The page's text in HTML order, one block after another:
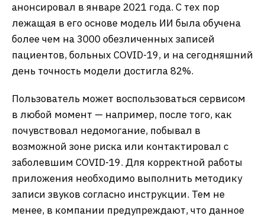
анонсировал в январе 2021 года. С тех пор
лежащая в его основе модель ИИ была обучена
более чем на 3000 обезличенных записей
пациентов, больных COVID-19, и на сегодняшний
день точность модели достигла 82%.
Пользователь может воспользоваться сервисом
в любой момент — например, после того, как
почувствовал недомогание, побывал в
возможной зоне риска или контактировал с
заболевшим COVID-19. Для корректной работы
приложения необходимо выполнить методику
записи звуков согласно инструкции. Тем не
менее, в компании предупреждают, что данное